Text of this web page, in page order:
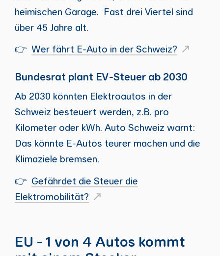
heimischen Garage. Fast drei Viertel sind
über 45 Jahre alt.
👉 Wer fährt E-Auto in der Schweiz?
Bundesrat plant EV-Steuer ab 2030
Ab 2030 könnten Elektroautos in der
Schweiz besteuert werden, z.B. pro
Kilometer oder kWh. Auto Schweiz warnt:
Das könnte E-Autos teurer machen und die
Klimaziele bremsen.
👉 Gefährdet die Steuer die
Elektromobilität?
EU - 1 von 4 Autos kommt